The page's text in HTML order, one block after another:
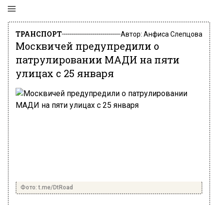
ТРАНСПОРТ Автор: Анфиса Слепцова
Москвичей предупредили о
патрулировании МАДИ на пяти
улицах с 25 января
Фото: t.me/DtRoad